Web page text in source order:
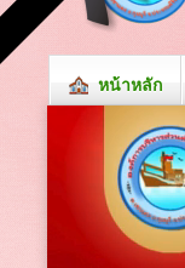
หน้าหลัก